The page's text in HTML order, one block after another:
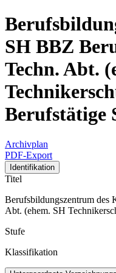
SH BBZ
Techn. Abt.
Berufstätige
Archivplan
PDF-Export
Identifikation
Titel
Berufsbildungszentrum des
Abt. (ehem. SH
Stufe
Klassifikation